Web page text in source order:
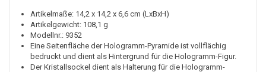
Artikelmaße: 14,2 x 14,2 x 6,6 cm (LxBxH)
Artikelgewicht: 108,1 g
Modellnr.: 9352
Eine Seitenfläche der Hologramm-Pyramide ist vollflächig
bedruckt und dient als Hintergrund für die Hologramm-Figur.
Der Kristallsockel dient als Halterung für die Hologramm-